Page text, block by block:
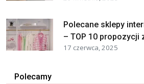
Polecane sklepy
– TOP 10 propozycji
17 czerwca, 2025
Polecamy